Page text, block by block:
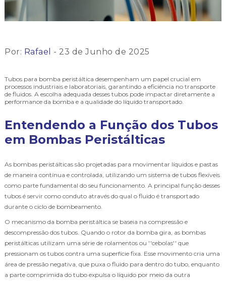
Por: Rafael - 23 de Junho de 2025
Tubos para bomba peristáltica desempenham um papel crucial em
processos industriais e laboratoriais, garantindo a eficiência no transporte
de fluidos. A escolha adequada desses tubos pode impactar diretamente a
performance da bomba e a qualidade do líquido transportado.
Entendendo a Função dos Tubos
em Bombas Peristálticas
As bombas peristálticas são projetadas para movimentar líquidos e pastas
de maneira contínua e controlada, utilizando um sistema de tubos flexíveis
como parte fundamental do seu funcionamento. A principal função desses
tubos é servir como conduto através do qual o fluido é transportado
durante o ciclo de bombeamento.
O mecanismo da bomba peristáltica se baseia na compressão e
descompressão dos tubos. Quando o rotor da bomba gira, as bombas
peristálticas utilizam uma série de rolamentos ou ''cebolas'' que
pressionam os tubos contra uma superfície fixa. Esse movimento cria uma
área de pressão negativa, que puxa o fluido para dentro do tubo, enquanto
a parte comprimida do tubo expulsa o líquido por meio da outra